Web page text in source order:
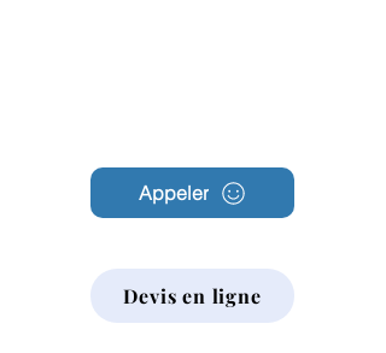
Appeler
Devis en ligne